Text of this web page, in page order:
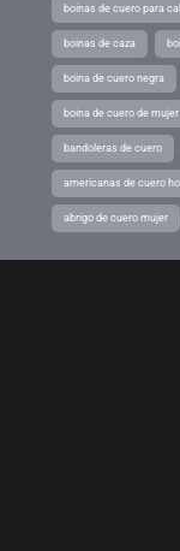
boinas de cuero para
boinas de caza
boina de cuero negra
boina de cuero de mujer
bandoleras de cuero
americanas de cuero
abrigo de cuero mujer